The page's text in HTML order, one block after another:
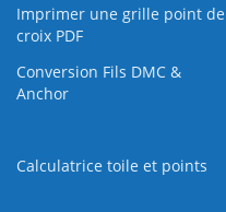
Imprimer une grille point de
croix PDF
Conversion Fils DMC &
Anchor
Calculatrice toile et points